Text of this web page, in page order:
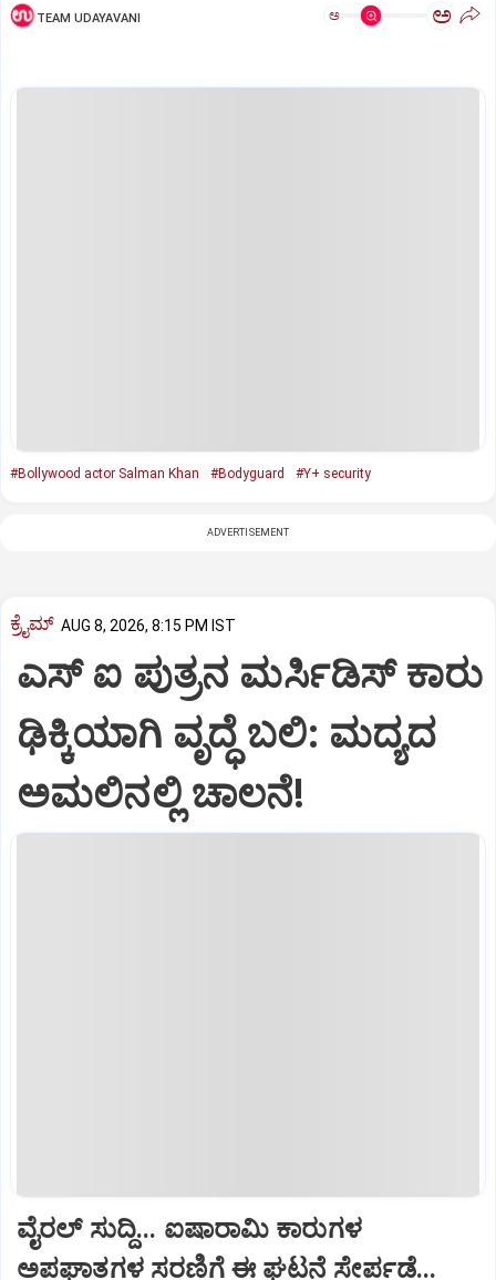
TEAM UDAYAVANI ಅ ಅ
#Bollywood actor Salman Khan #Bodyguard #Y+ security
ADVERTISEMENT
ಕ್ರೈಮ್ AUG 8, 2026, 8:15 PM IST
ಎಸ್ ಐ ಪುತ್ರನ ಮರ್ಸಿಡಿಸ್‌ ಕಾರು
ಢಿಕ್ಕಿಯಾಗಿ ವೃದ್ಧೆ ಬಲಿ: ಮದ್ಯದ
ಅಮಲಿನಲ್ಲಿ ಚಾಲನೆ!
ವೈರಲ್ ಸುದ್ದಿ... ಐಷಾರಾಮಿ ಕಾರುಗಳ
ಅಪಘಾತಗಳ ಸರಣಿಗೆ ಈ ಘಟನೆ ಸೇರ್ಪಡೆ...